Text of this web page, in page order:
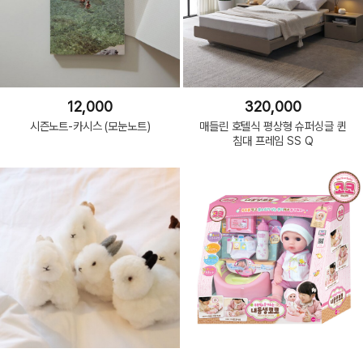
12,000
시즌노트-카시스 (모눈노트)
320,000
매들린 호텔식 평상형 슈퍼싱글 퀸
침대 프레임 SS Q